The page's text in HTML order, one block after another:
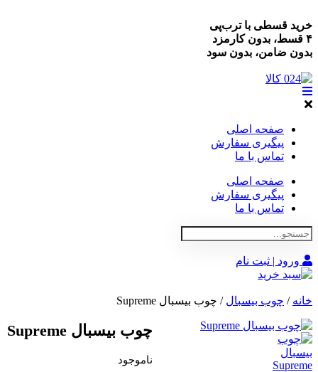
خرید قسطی با ترب‌پی
۴ قسط، بدون کارمزد
بدون ضامن، بدون سود
صفحه اصلی
پیگیری سفارش
تماس با ما
صفحه اصلی
پیگیری سفارش
تماس با ما
ورود | ثبت نام
خانه / چوب بیسبال / چوب بیسبال Supreme
چوب بیسبال Supreme
ناموجود